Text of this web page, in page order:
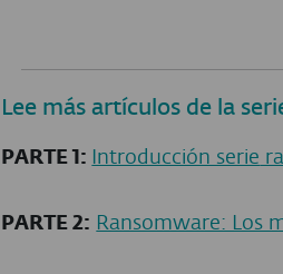
Lee más artículos de la
PARTE 1: Introducción serie
PARTE 2: Ransomware: Los